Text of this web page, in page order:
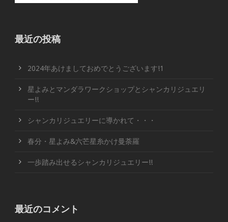
最近の投稿
2024年あけましておめでとうございます!1
星よみとマンダラワークショップとシャンカリジュエリ
ー!!
シャンカリジュエリーに導かれて・・・
春分・星よみ&六芒星糸かけ曼荼羅
一歩踏み出せるシャンカリジュエリー!!
最近のコメント